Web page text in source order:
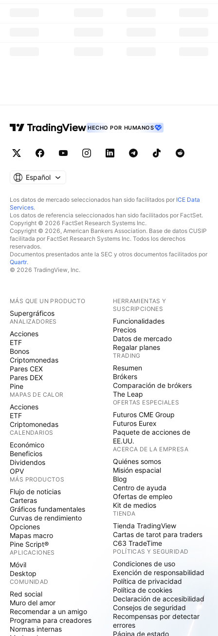
HECHO POR HUMANOS
Español
Los datos de mercado seleccionados han sido facilitados por ICE Data
Services.
Los datos de referencia seleccionados han sido facilitados por FactSet.
Copyright © 2026 FactSet Research Systems Inc.
Copyright © 2026, American Bankers Association. Base de datos CUSIP
facilitada por FactSet Research Systems Inc. Todos los derechos
reservados.
Documentos presentados ante la SEC y otros documentos facilitados por
Quartr.
© 2026 TradingView, Inc.
MÁS QUE UN PRODUCTO
Supergráficos
ANALIZADORES
Acciones
ETF
Bonos
Criptomonedas
Pares CEX
Pares DEX
Pine
MAPAS DE CALOR
Acciones
ETF
Criptomonedas
CALENDARIOS
Económico
Beneficios
Dividendos
OPV
MÁS PRODUCTOS
Flujo de noticias
Carteras
Gráficos fundamentales
Curvas de rendimiento
Opciones
Mapas macro
Pine Script®
APLICACIONES
Móvil
Desktop
COMUNIDAD
Red social
Muro del amor
Recomendar a un amigo
Programa para creadores
Normas internas
HERRAMIENTAS Y
SUSCRIPCIONES
Funcionalidades
Precios
Datos de mercado
Regalar planes
TRADING
Resumen
Brókers
Comparación de brókers
The Leap
OFERTAS ESPECIALES
Futuros CME Group
Futuros Eurex
Paquete de acciones de
EE.UU.
ACERCA DE LA EMPRESA
Quiénes somos
Misión espacial
Blog
Centro de ayuda
Ofertas de empleo
Kit de medios
TIENDA
Tienda TradingView
Cartas de tarot para traders
C63 TradeTime
POLÍTICAS Y SEGURIDAD
Condiciones de uso
Exención de responsabilidad
Política de privacidad
Política de cookies
Declaración de accesibilidad
Consejos de seguridad
Recompensas por detectar
errores
Página de estado